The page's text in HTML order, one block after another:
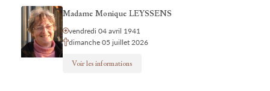
Madame Monique LEYSSENS
vendredi 04 avril 1941
dimanche 05 juillet 2026
Voir les informations